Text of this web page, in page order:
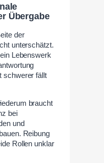
Übergabe
der
unterschätzt.
Lebenswerk
schwerer fällt
braucht
bei
und
Reibung
Rollen unklar